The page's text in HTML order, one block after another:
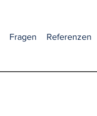
Fragen Referenzen